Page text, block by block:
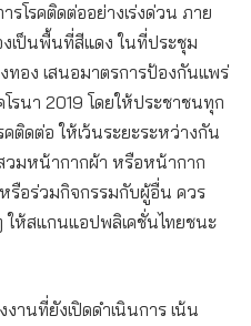
โรคติดต่ออย่างเร่งด่วน ภาย
เป็นพื้นที่สีแดง ในที่ประชุม
อง เสนอมาตรการป้องกันแพร่
โรนา 2019 โดยให้ประชาชนทุก
ติดต่อ ให้เว้นระยะระหว่างกัน
วมหน้ากากผ้า หรือหน้ากาก
รือร่วมกิจกรรมกับผู้อื่น ควร
ให้สแกนแอปพลิเคชั่นไทยชนะ
านที่ยังเปิดดำเนินการ เน้น